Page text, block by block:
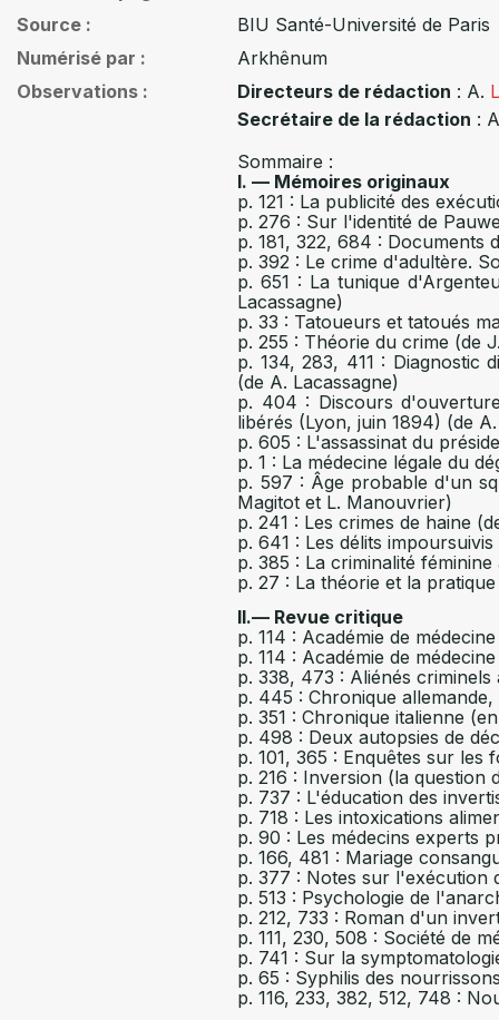
Source
BIU Santé-Université de Paris
Numérisé par
Arkhênum
Observations
Directeurs de rédaction : A.
Secrétaire de la rédaction :
Sommaire :
I. — Mémoires originaux
p. 121 : La publicité des
p. 276 : Sur l'identité de
p. 181, 322, 684 : Documents
p. 392 : Le crime d'adultère.
p. 651 : La tunique
Lacassagne)
p. 33 : Tatoueurs et tatoués
p. 255 : Théorie du crime (de
p. 134, 283, 411 : Diagnostic
(de A. Lacassagne)
p. 404 : Discours
libérés (Lyon, juin 1894) (de
p. 605 : L'assassinat du
p. 1 : La médecine légale du
p. 597 : Âge probable d'un
Magitot et L. Manouvrier)
p. 241 : Les crimes de haine
p. 641 : Les délits
p. 385 : La criminalité
p. 27 : La théorie et la
II.— Revue critique
p. 114 : Académie de médecine
p. 114 : Académie de
p. 338, 473 : Aliénés
p. 445 : Chronique allemande,
p. 351 : Chronique italienne
p. 498 : Deux autopsies de
p. 101, 365 : Enquêtes sur
p. 216 : Inversion (la question
p. 737 : L'éducation des
p. 718 : Les intoxications
p. 90 : Les médecins experts
p. 166, 481 : Mariage
p. 377 : Notes sur l'exécution
p. 513 : Psychologie de
p. 212, 733 : Roman d'un
p. 111, 230, 508 : Société de
p. 741 : Sur la
p. 65 : Syphilis des
p. 116, 233, 382, 512, 748 :